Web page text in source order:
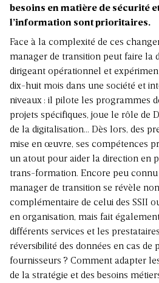
besoins en matière de sécurité
l’information sont prioritaires.
Face à la complexité de ces
manager de transition peut faire la
dirigeant opérationnel et
dix-huit mois dans une société et
niveaux : il pilote les programmes
projets spécifiques, joue le rôle de
de la digitalisation… Dès lors, des
mise en œuvre, ses compétences
un atout pour aider la direction en
trans-formation. Encore peu connu
manager de transition se révèle
complémentaire de celui des SSII
en organisation, mais fait
différents services et les
réversibilité des données en cas de
fournisseurs ? Comment adapter
de la stratégie et des besoins